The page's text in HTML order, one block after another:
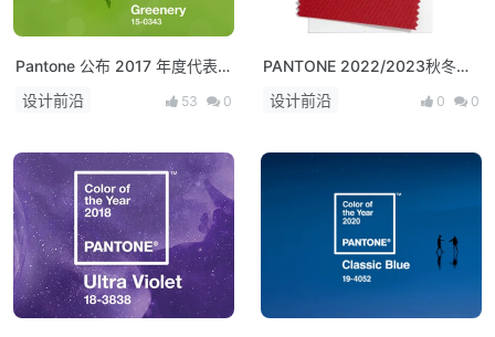
Pantone 公布 2017 年度代表
色：草木绿 15-0343Greenery
设计前沿 53 0
PANTONE 2022/2023秋冬纽
约时装周流行色发布
设计前沿 0 0